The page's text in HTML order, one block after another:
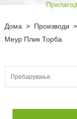
Дома > Производи >
Меур Плик Торба